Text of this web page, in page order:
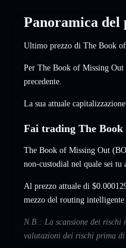
Panoramica del
Ultimo prezzo di The Book
Per The Book of Missing
precedente.
La sua attuale
Fai trading The
The Book of Missing Out
non-custodial nel quale sei tu
Al prezzo attuale di
mezzo del routing
N.B.: La scansione dei rischi
valutazioni dei rischi prima di